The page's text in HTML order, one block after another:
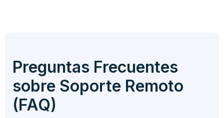
Preguntas Frecuentes
sobre Soporte Remoto
(FAQ)